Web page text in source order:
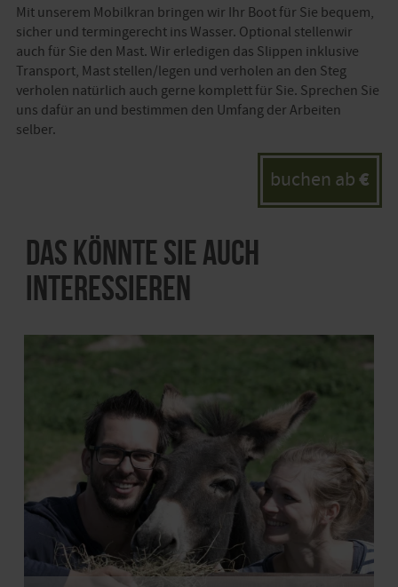
Mit unserem Mobilkran bringen wir Ihr Boot für Sie bequem,
sicher und termingerecht ins Wasser. Optional stellenwir
auch für Sie den Mast. Wir erledigen das Slippen inklusive
Transport, Mast stellen/legen und verholen an den Steg
verholen natürlich auch gerne komplett für Sie. Sprechen Sie
uns dafür an und bestimmen den Umfang der Arbeiten
selber.
buchen ab€
Das könnte Sie auch
interessieren